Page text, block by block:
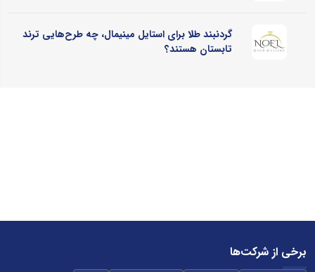
گردنبند طلا برای استایل مینیمال، چه طرح‌هایی ترند
تابستان هستند؟
برخی از شرکت‌ها